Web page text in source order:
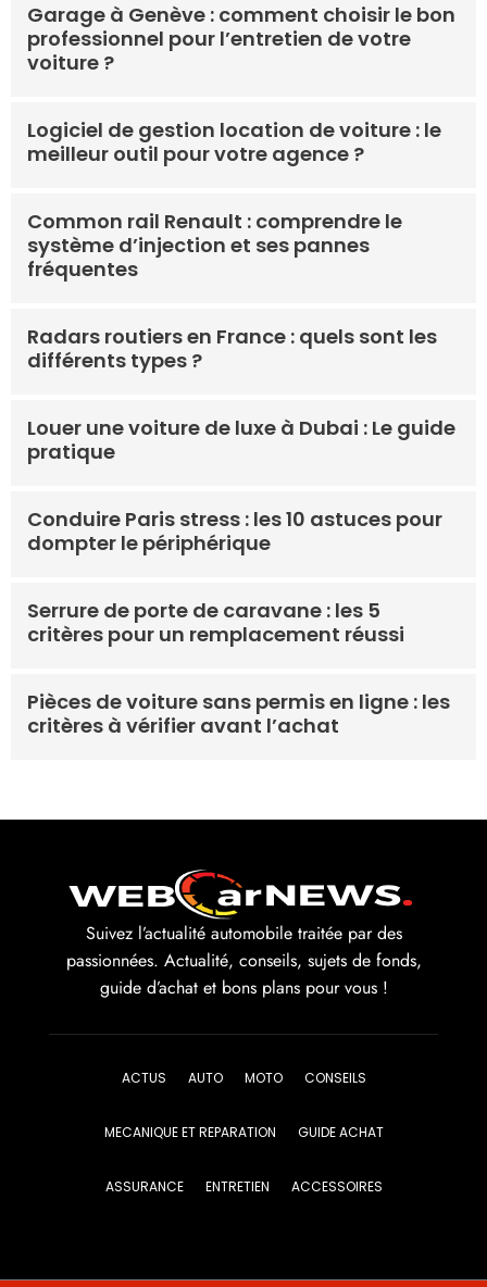
Garage à Genève : comment choisir le bon
professionnel pour l’entretien de votre
voiture ?
Logiciel de gestion location de voiture : le
meilleur outil pour votre agence ?
Common rail Renault : comprendre le
système d’injection et ses pannes
fréquentes
Radars routiers en France : quels sont les
différents types ?
Louer une voiture de luxe à Dubai : Le guide
pratique
Conduire Paris stress : les 10 astuces pour
dompter le périphérique
Serrure de porte de caravane : les 5
critères pour un remplacement réussi
Pièces de voiture sans permis en ligne : les
critères à vérifier avant l’achat
Suivez l’actualité automobile traitée par des
passionnées. Actualité, conseils, sujets de fonds,
guide d’achat et bons plans pour vous !
ACTUS AUTO MOTO CONSEILS
MECANIQUE ET REPARATION GUIDE ACHAT
ASSURANCE ENTRETIEN ACCESSOIRES